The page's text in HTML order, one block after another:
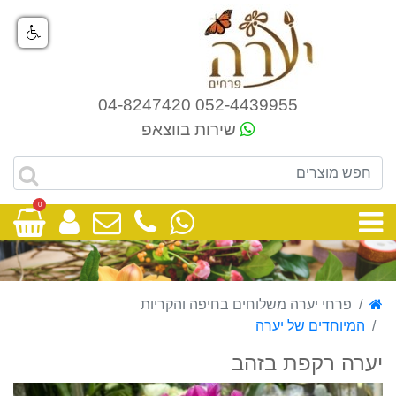
052-4439955 04-8247420
שירות בווצאפ
0
פרחי יערה משלוחים בחיפה והקריות
המיוחדים של יערה
יערה רקפת בזהב